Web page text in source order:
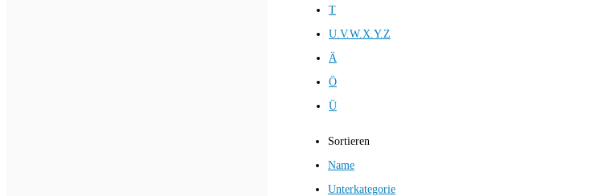
T
U.V.W.X.Y.Z
Ä
Ö
Ü
Sortieren
Name
Unterkategorie